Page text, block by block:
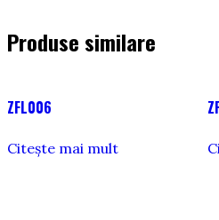
Produse similare
ZFL006
Citește mai mult